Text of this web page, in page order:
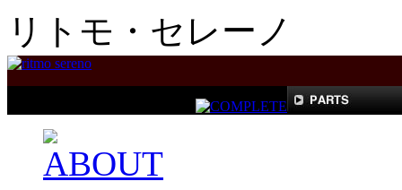
リトモ・セレーノ